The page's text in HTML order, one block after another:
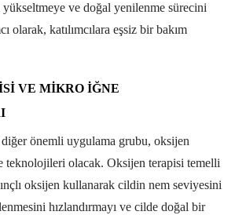
ve doğal yenilenme sürecini
olarak, katılımcılara eşsiz bir bakım
VE MİKRO İĞNE
önemli uygulama grubu, oksijen
teknolojileri olacak. Oksijen terapisi temelli
oksijen kullanarak cildin nem seviyesini
hızlandırmayı ve cilde doğal bir